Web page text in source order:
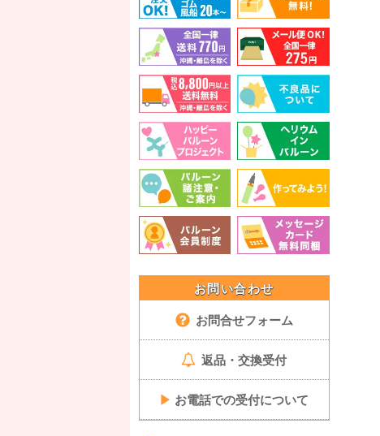
お問い合わせ
お問合せフォーム
返品・交換受付
▶ お電話での受付について